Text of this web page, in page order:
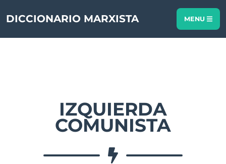
DICCIONARIO MARXISTA MENU
IZQUIERDA
COMUNISTA